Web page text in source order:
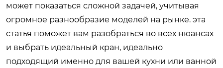
может показаться сложной задачей, учитывая
огромное разнообразие моделей на рынке. эта
статья поможет вам разобраться во всех нюансах
и выбрать идеальный кран, идеально
подходящий именно для вашей кухни или ванной